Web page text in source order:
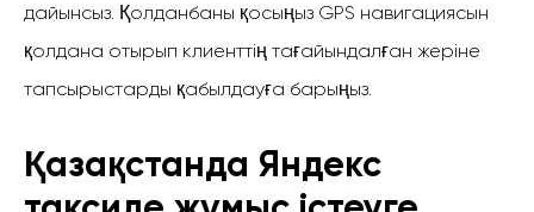
дайынсыз. Қолданбаны қосыңыз GPS навигациясын
қолдана отырып клиенттің тағайындалған жеріне
тапсырыстарды қабылдауға барыңыз.
Қазақстанда Яндекс